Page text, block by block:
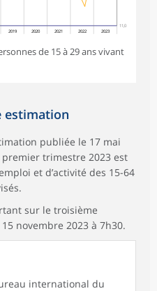
11,0
2019 2020 2021 2022 2023
de 15 à 29 ans vivant
estimation
publiée le 17 mai
trimestre 2023 est
et d’activité des 15-64
sur le troisième
novembre 2023 à 7h30.
international du